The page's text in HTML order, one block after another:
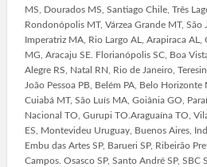
MS, Dourados MS, Santiago Chile, Três
Rondonópolis MT, Várzea Grande MT, São
Imperatriz MA, Rio Largo AL, Arapiraca
MG, Aracaju SE. Florianópolis SC, Boa
Alegre RS, Natal RN, Rio de Janeiro,
João Pessoa PB, Belém PA, Belo Horizonte
Cuiabá MT, São Luís MA, Goiânia GO,
Nacional TO, Gurupi TO.Araguaína TO,
ES, Montevideu Uruguay, Buenos Aires,
Embu das Artes SP, Barueri SP, Ribeirão
Campos. Osasco SP, Santo André SP, SBC